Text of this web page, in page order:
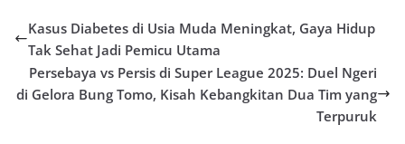
Kasus Diabetes di Usia Muda Meningkat, Gaya Hidup
Tak Sehat Jadi Pemicu Utama
Persebaya vs Persis di Super League 2025: Duel Ngeri
di Gelora Bung Tomo, Kisah Kebangkitan Dua Tim yang
Terpuruk